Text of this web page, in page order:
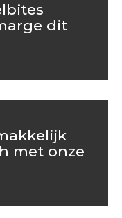
dit
met onze